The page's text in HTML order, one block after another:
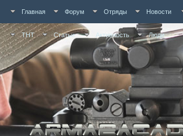
Главная Форум Отряды Новости
ТНТ Статьи Активность Люди